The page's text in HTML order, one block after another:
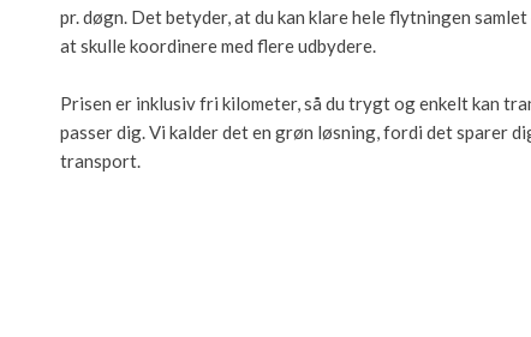
pr. døgn. Det betyder, at du kan klare hele flytningen
at skulle koordinere med flere udbydere.
Prisen er inklusiv fri kilometer, så du trygt og enkelt kan
passer dig. Vi kalder det en grøn løsning, fordi det sparer
transport.